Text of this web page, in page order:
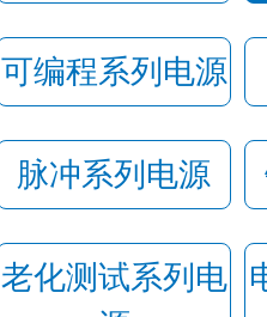
可编程系列电源
脉冲系列电源
老化测试系列电